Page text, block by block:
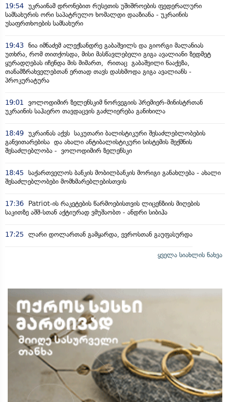
19:54 უკრაინამ დრონებით რუსეთის უშიშროების ფედერალური
სამსახურის ორი საპატრულო ხომალდი დააზიანა - უკრაინის
უსაფრთხოების სამსახური
19:43 ნია იმნაძემ ალექსანდრე გაბაშვილს და გიორგი მალანიას
უთხრა, რომ თითქოსდა, მისი მასწავლებელი გიგა ავალიანი ზედმეტ
ყურადღებას იჩენდა მის მიმართ, რითაც გაბაშვილი წააქეზა,
თანამზრახველებთან ერთად თავს დასხმოდა გიგა ავალიანს -
პროკურატურა
19:01 ვოლოდიმირ ზელენსკიმ ნორვეგიის პრემიერ-მინისტრთან
უკრაინის საჰაერო თავდაცვის გაძლიერება განიხილა
18:49 უკრაინას აქვს საკუთარი ბალისტიკური შესაძლებლობების
განვითარებისა და ახალი ანტიბალისტიკური სისტემის შექმნის
შესაძლებლობა - ვოლოდიმირ ზელენსკი
18:45 საქართველოს ბანკის მობილბანკის მორიგი განახლება - ახალი
შესაძლებლობები მომხმარებლებისთვის
17:36
Patriot-ის რაკეტების წარმოებისთვის ლიცენზიის მიღების
საკითზე აშშ-სთან აქტიურად ვმუშაობთ - ანდრი სიბიჰა
17:25 ლარი დოლართან გამყარდა, ევროსთან გაუფასურდა
ყველა სიახლის ნახვა